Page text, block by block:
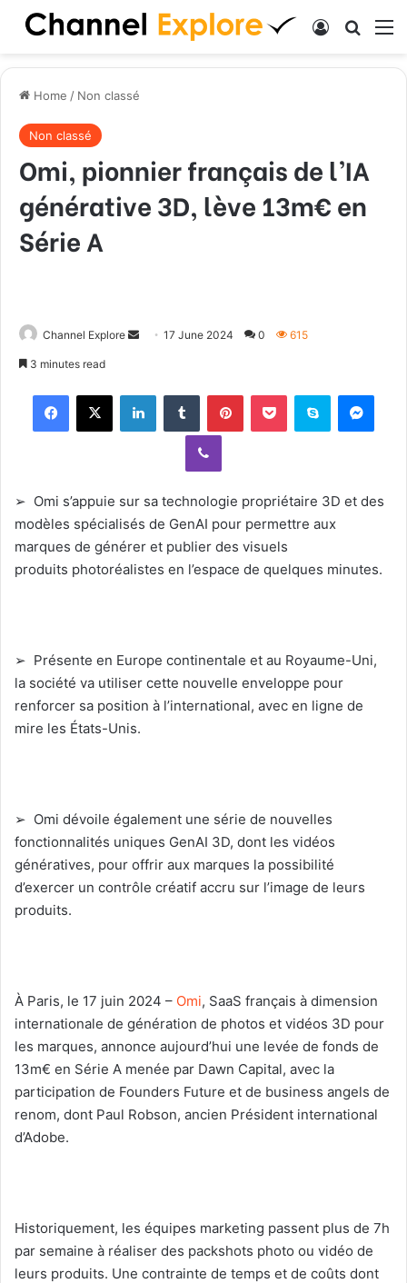
Log In
Home / Non classé
Non classé
Omi, pionnier français de l’IA
générative 3D, lève 13m€ en
Série A
Channel Explore
a
a
i
l
17 June 2024 0 615
3 minutes read
Viber
➢ Omi s’appuie sur sa technologie propriétaire 3D et des
modèles spécialisés de GenAI pour permettre aux
marques de générer et publier des visuels
produits photoréalistes en l’espace de quelques minutes.
➢ Présente en Europe continentale et au Royaume-Uni,
la société va utiliser cette nouvelle enveloppe pour
renforcer sa position à l’international, avec en ligne de
mire les États-Unis.
➢ Omi dévoile également une série de nouvelles
fonctionnalités uniques GenAI 3D, dont les vidéos
génératives, pour offrir aux marques la possibilité
d’exercer un contrôle créatif accru sur l’image de leurs
produits.
À Paris, le 17 juin 2024 – Omi, SaaS français à dimension
internationale de génération de photos et vidéos 3D pour
les marques, annonce aujourd’hui une levée de fonds de
13m€ en Série A menée par Dawn Capital, avec la
participation de Founders Future et de business angels de
renom, dont Paul Robson, ancien Président international
d’Adobe.
Historiquement, les équipes marketing passent plus de 7h
par semaine à réaliser des packshots photo ou vidéo de
leurs produits. Une contrainte de temps et de coûts dont